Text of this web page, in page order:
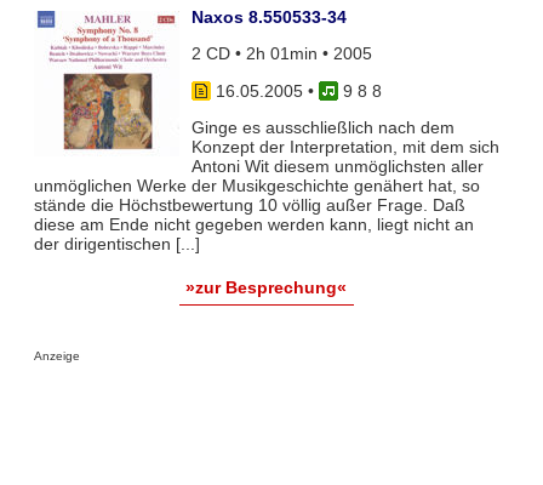
Naxos 8.550533-34
2 CD • 2h 01min • 2005
16.05.2005•
9 8 8
Ginge es ausschließlich nach dem
Konzept der Interpretation, mit dem sich
Antoni Wit diesem unmöglichsten aller
unmöglichen Werke der Musikgeschichte genähert hat, so
stände die Höchstbewertung 10 völlig außer Frage. Daß
diese am Ende nicht gegeben werden kann, liegt nicht an
der dirigentischen [...]
»zur Besprechung«
Anzeige